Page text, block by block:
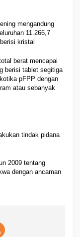
mengandung
11.266,7
kristal
berat mencapai
berisi tablet segitiga
pFPP dengan
atau sebanyak
tindak pidana
2009 tentang
dengan ancaman